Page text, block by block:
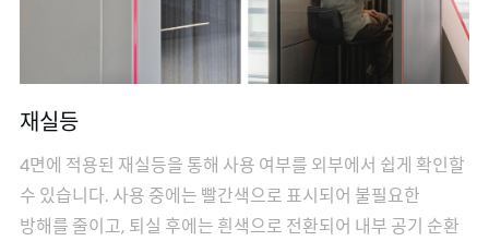
재실등
4면에 적용된 재실등을 통해 사용 여부를 외부에서 쉽게 확인할
수 있습니다. 사용 중에는 빨간색으로 표시되어 불필요한
방해를 줄이고, 퇴실 후에는 흰색으로 전환되어 내부 공기 순환